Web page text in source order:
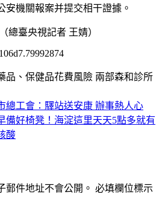
安機關報案并提交相干證據。
（總臺央視記者 王婧）
品、保健品花費風險 兩部森和診所
總工會：驛站送安康 辦事熱人心
備好椅凳！海淀這里天天5點多就有
酸
郵件地址不會公開。 必填欄位標示